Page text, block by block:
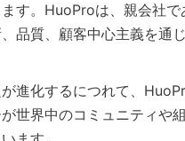
す。HuoProは、親会社
品質、顧客中心主義を通
進化するにつれて、
世界中のコミュニティや